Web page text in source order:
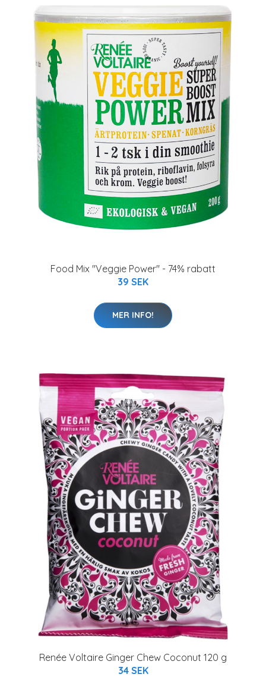
Food Mix "Veggie Power" - 74% rabatt
39 SEK
MER INFO!
Renée Voltaire Ginger Chew Coconut 120 g
34 SEK